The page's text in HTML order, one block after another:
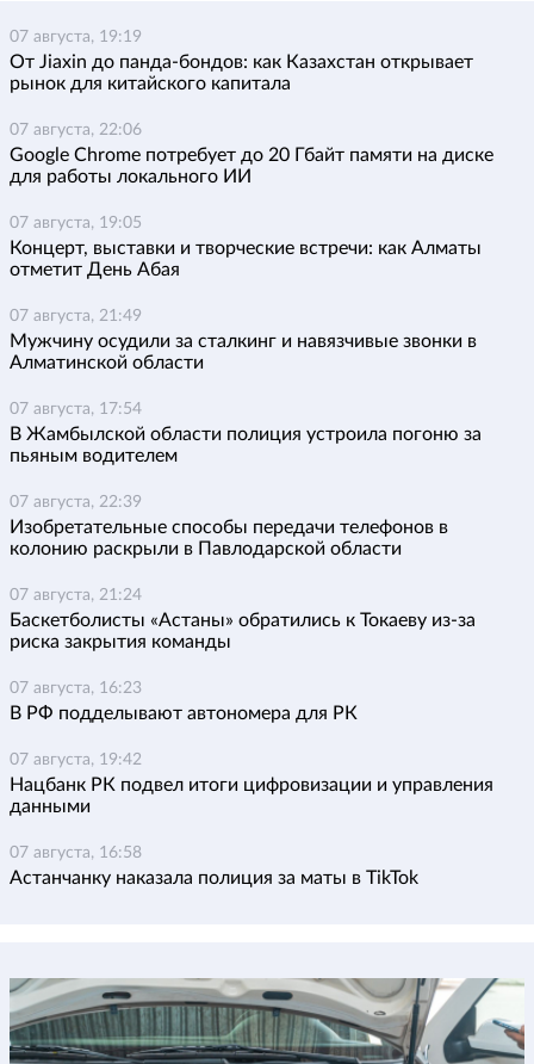
07 августа, 19:19
От Jiaxin до панда-бондов: как Казахстан открывает
рынок для китайского капитала
07 августа, 22:06
Google Chrome потребует до 20 Гбайт памяти на диске
для работы локального ИИ
07 августа, 19:05
Концерт, выставки и творческие встречи: как Алматы
отметит День Абая
07 августа, 21:49
Мужчину осудили за сталкинг и навязчивые звонки в
Алматинской области
07 августа, 17:54
В Жамбылской области полиция устроила погоню за
пьяным водителем
07 августа, 22:39
Изобретательные способы передачи телефонов в
колонию раскрыли в Павлодарской области
07 августа, 21:24
Баскетболисты «Астаны» обратились к Токаеву из-за
риска закрытия команды
07 августа, 16:23
В РФ подделывают автономера для РК
07 августа, 19:42
Нацбанк РК подвел итоги цифровизации и управления
данными
07 августа, 16:58
Астанчанку наказала полиция за маты в TikTok